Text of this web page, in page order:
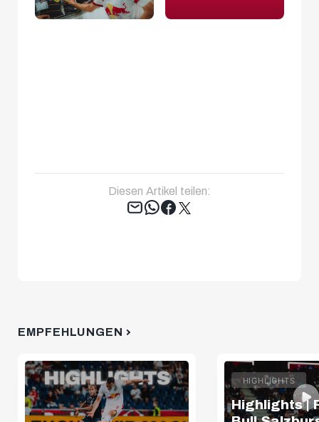
Diesen Artikel teilen:
EMPFEHLUNGEN
HIGHLIGHTS
Highlights |